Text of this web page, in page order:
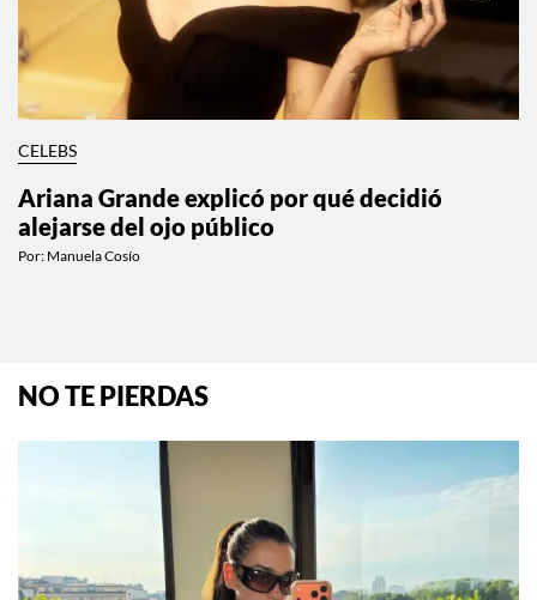
CELEBS
Ariana Grande explicó por qué decidió
alejarse del ojo público
Por: Manuela Cosío
NO TE PIERDAS